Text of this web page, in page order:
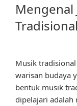
Mengenal
Musik
warisan budaya
bentuk musik
dipelajari adalah